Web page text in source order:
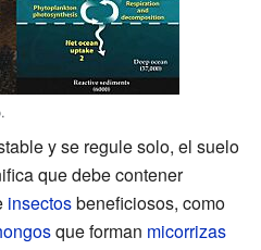
y se regule solo, el suelo
que debe contener
insectosbeneficiosos, como
que forman micorrizas